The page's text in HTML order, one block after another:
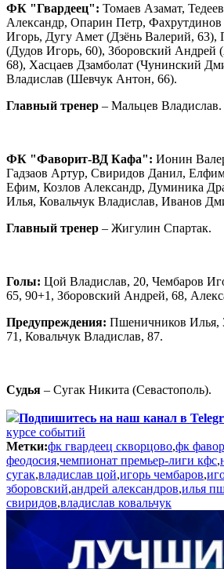
ФК "Гвардеец": Томаев Азамат,
Александр, Опарин Петр,
Игорь, Дугу Амет (Дзёнь Валерий,
(Дудов Игорь, 60), Зборовский Андрей
68), Хасцаев Дзамболат (Чунинский
Владислав (Шевчук Антон, 66).
Главный тренер – Мальцев Владислав.
ФК "Фаворит-ВД Кафа": Ионин
Гадзаов Артур, Свиридов Данил,
Ефим, Козлов Александр, Думиника
Илья, Ковальчук Владислав, Иванов
Главный тренер – Жигулин Спартак.
Голы: Цой Владислав, 20, Чембаров
65, 90+1, Зборовский Андрей, 68,
Предупреждения: Пшеничников Илья,
71, Ковальчук Владислав, 87.
Судья – Сугак Никита (Севастополь).
Подпишитесь на наш канал в
курсе событий
Метки:фк гвардеец скворцово,фк
феодосия,чемпионат премьер-лиги кфс,
сугак,владислав цой,игорь чембаров,
зборовский,андрей александров,илья
свиридов,владислав ковальчук